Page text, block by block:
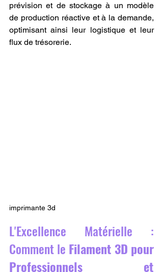
prévision et de stockage à un modèle
de production réactive et à la demande,
optimisant ainsi leur logistique et leur
flux de trésorerie.
imprimante 3d
L'Excellence Matérielle :
Comment le Filament 3D pour
Professionnels et